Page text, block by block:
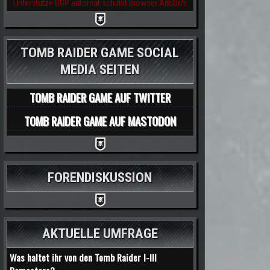
Unterstütze GGP automatisch mit Browser AddOn's
TOMB RAIDER GAME SOCIAL
MEDIA SEITEN
TOMB RAIDER GAME AUF TWITTER
TOMB RAIDER GAME AUF MASTODON
FORENDISKUSSION
AKTUELLE UMFRAGE
Was haltet ihr von den Tomb Raider I-III